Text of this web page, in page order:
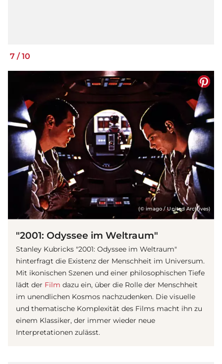
7 /10
(© imago / United Archives)
"2001: Odyssee im Weltraum"
Stanley Kubricks "2001: Odyssee im Weltraum"
hinterfragt die Existenz der Menschheit im Universum.
Mit ikonischen Szenen und einer philosophischen Tiefe
lädt der Film dazu ein, über die Rolle der Menschheit
im unendlichen Kosmos nachzudenken. Die visuelle
und thematische Komplexität des Films macht ihn zu
einem Klassiker, der immer wieder neue
Interpretationen zulässt.